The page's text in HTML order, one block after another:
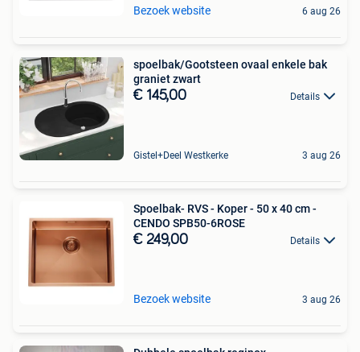
Bezoek website 6 aug 26
spoelbak/Gootsteen ovaal enkele bak
graniet zwart
€ 145,00 Details
Gistel+Deel Westkerke 3 aug 26
Spoelbak- RVS - Koper - 50 x 40 cm -
CENDO SPB50-6ROSE
€ 249,00 Details
Bezoek website 3 aug 26